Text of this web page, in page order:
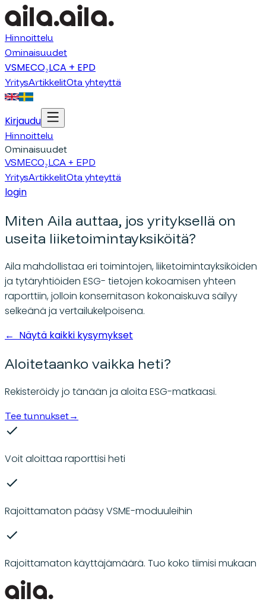
Hinnoittelu
Ominaisuudet
VSMECO₂LCA + EPD
YritysArtikkelitOta yhteyttä
Kirjaudu
Hinnoittelu
Ominaisuudet
VSMECO₂LCA + EPD
YritysArtikkelitOta yhteyttä
login
Miten Aila auttaa, jos yrityksellä on
useita liiketoimintayksiköitä?
Aila mahdollistaa eri toimintojen, liiketoimintayksiköiden
ja tytäryhtiöiden ESG- tietojen kokoamisen yhteen
raporttiin, jolloin konsernitason kokonaiskuva säilyy
selkeänä ja vertailukelpoisena.
← Näytä kaikki kysymykset
Aloitetaanko vaikka heti?
Rekisteröidy jo tänään ja aloita ESG-matkaasi.
Tee tunnukset→
Voit aloittaa raporttisi heti
Rajoittamaton pääsy VSME-moduuleihin
Rajoittamaton käyttäjämäärä. Tuo koko tiimisi mukaan